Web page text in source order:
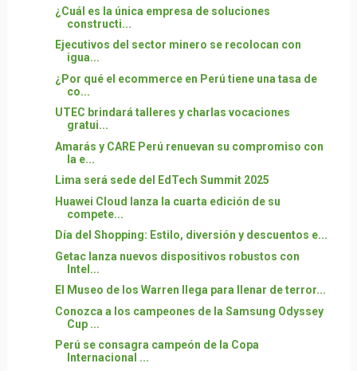
¿Cuál es la única empresa de soluciones
constructi...
Ejecutivos del sector minero se recolocan con
igua...
¿Por qué el ecommerce en Perú tiene una tasa de
co...
UTEC brindará talleres y charlas vocaciones
gratui...
Amarás y CARE Perú renuevan su compromiso con
la e...
Lima será sede del EdTech Summit 2025
Huawei Cloud lanza la cuarta edición de su
compete...
Día del Shopping: Estilo, diversión y descuentos e...
Getac lanza nuevos dispositivos robustos con
Intel...
El Museo de los Warren llega para llenar de terror...
Conozca a los campeones de la Samsung Odyssey
Cup ...
Perú se consagra campeón de la Copa
Internacional ...